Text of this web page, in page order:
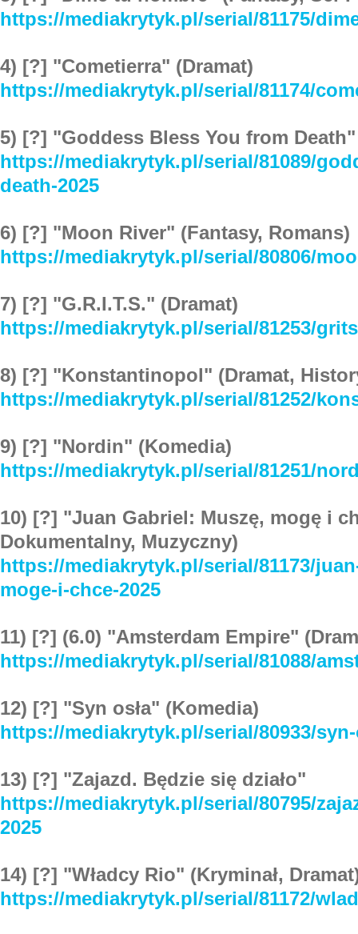
https://mediakrytyk.pl/serial/81175/
4) [?] "Cometierra" (Dramat)
https://mediakrytyk.pl/serial/81174/
5) [?] "Goddess Bless You from
https://mediakrytyk.pl/serial/81089/
death-2025
6) [?] "Moon River" (Fantasy, Romans)
https://mediakrytyk.pl/serial/80806/
7) [?] "G.R.I.T.S." (Dramat)
https://mediakrytyk.pl/serial/81253/
8) [?] "Konstantinopol" (Dramat,
https://mediakrytyk.pl/serial/81252/
9) [?] "Nordin" (Komedia)
https://mediakrytyk.pl/serial/81251/
10) [?] "Juan Gabriel: Muszę, mogę i
Dokumentalny, Muzyczny)
https://mediakrytyk.pl/serial/81173/
moge-i-chce-2025
11) [?] (6.0) "Amsterdam Empire"
https://mediakrytyk.pl/serial/81088/
12) [?] "Syn osła" (Komedia)
https://mediakrytyk.pl/serial/80933/
13) [?] "Zajazd. Będzie się działo"
https://mediakrytyk.pl/serial/80795/
2025
14) [?] "Władcy Rio" (Kryminał,
https://mediakrytyk.pl/serial/81172/